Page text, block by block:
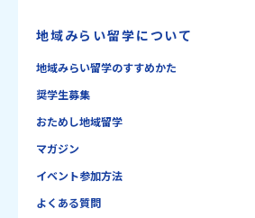
地域みらい留学について
地域みらい留学のすすめかた
奨学生募集
おためし地域留学
マガジン
イベント参加方法
よくある質問